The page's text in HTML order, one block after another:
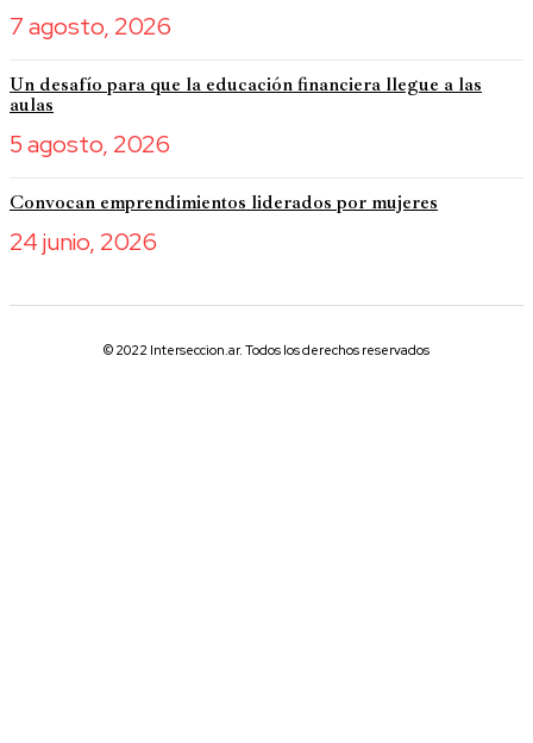
7 agosto, 2026
Un desafío para que la educación financiera llegue a las
aulas
5 agosto, 2026
Convocan emprendimientos liderados por mujeres
24 junio, 2026
© 2022 Interseccion.ar. Todos los derechos reservados